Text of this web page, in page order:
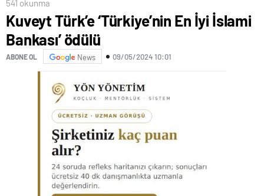
541 okunma
Kuveyt Türk’e ‘Türkiye’nin En İyi İslami
Bankası’ ödülü
ABONE OL News 09/05/2024 10:01